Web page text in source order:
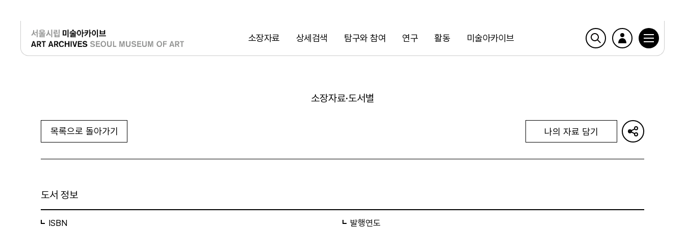
소장자료 상세검색 탐구와 참여 연구 활동 미술아카이브
검색
로그인
소장자료·도서별
목록으로 돌아가기 나의 자료 담기
도서 정보
ISBN 발행연도